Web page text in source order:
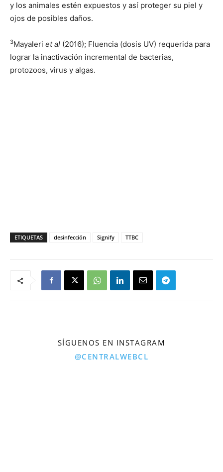
y los animales estén expuestos y así proteger su piel y
ojos de posibles daños.
3Mayaleri et al (2016); Fluencia (dosis UV) requerida para
lograr la inactivación incremental de bacterias,
protozoos, virus y algas.
ETIQUETAS desinfección Signify TTBC
SÍGUENOS EN INSTAGRAM
@CENTRALWEBCL